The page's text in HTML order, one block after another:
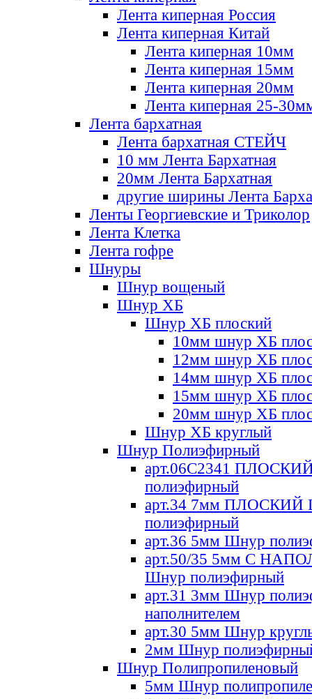
Лента киперная Россия
Лента киперная Китай
Лента киперная 10мм
Лента киперная 15мм
Лента киперная 20мм
Лента киперная 25-
Лента бархатная
Лента бархатная СТЕЙЧ
10 мм Лента Бархатная
20мм Лента Бархатная
другие ширины Лента
Ленты Георгиевские и Триколор
Лента Клетка
Лента гофре
Шнуры
Шнур вощеный
Шнур ХБ
Шнур ХБ плоский
10мм шнур ХБ
12мм шнур ХБ
14мм шнур ХБ
15мм шнур ХБ
20мм шнур ХБ
Шнур ХБ круглый
Шнур Полиэфирный
арт.06С2341
полиэфирный
арт.34 7мм ПЛОСКИЙ
полиэфирный
арт.36 5мм Шнур
арт.50/35 5мм С
Шнур полиэфирный
арт.31 3мм Шнур
наполнителем
арт.30 5мм Шнур
2мм Шнур
Шнур Полипропиленовый
5мм Шнур